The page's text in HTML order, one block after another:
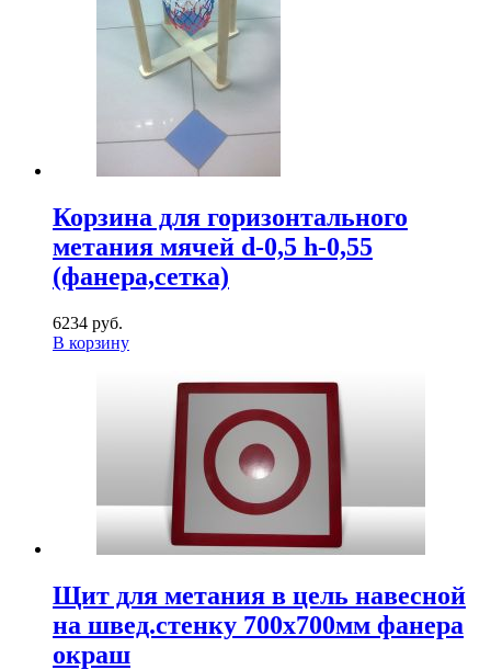
Корзина для горизонтального
метания мячей d-0,5 h-0,55
(фанера,сетка)
6234 руб.
В корзину
Щит для метания в цель навесной
на швед.стенку 700х700мм фанера
окраш